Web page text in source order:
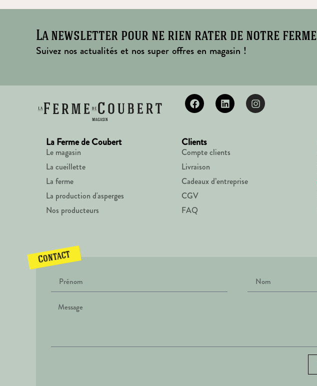
La newsletter pour ne rien rater de notre ferme
Suivez nos actualités et nos super offres en magasin !
La Ferme de Coubert
Le magasin
La cueillette
La ferme
La production d'asperges
Nos producteurs
Clients
Compte clients
Livraison
Cadeaux d’entreprise
CGV
FAQ
Contact